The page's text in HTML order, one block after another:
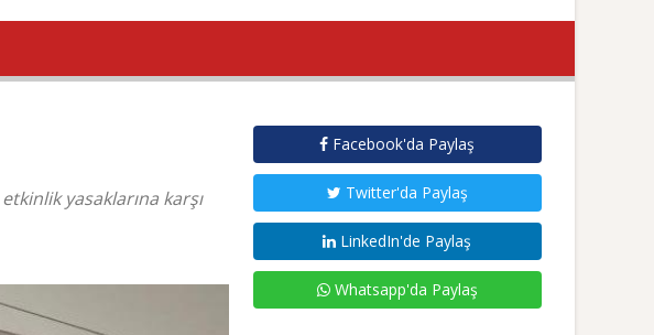
yasaklarına karşı
Facebook'da Paylaş
Twitter'da Paylaş
LinkedIn'de Paylaş
Whatsapp'da Paylaş